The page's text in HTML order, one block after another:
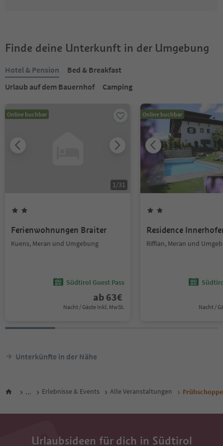
Finde deine Unterkunft in der Umgebung
Hotel & Pension
Bed & Breakfast
Urlaub auf dem Bauernhof
Camping
Online buchbar
1/31
Ferienwohnungen Braiter
Kuens, Meran und Umgebung
Südtirol Guest Pass
ab 63€
Nacht / Gäste Inkl. MwSt.
Online buchbar
Residence
Riffian, Meran und
Nacht /
Unterkünfte in der Nähe
... Erlebnisse & Events Alle Veranstaltungen
Urlaubsideen für dich in Südtirol